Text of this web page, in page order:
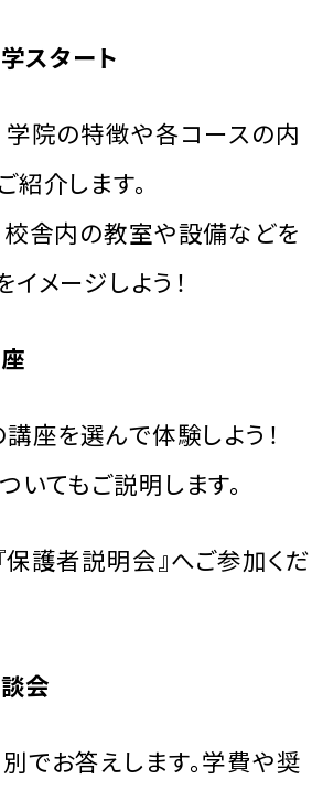
スタート
院の特徴や各コースの内
介します。
舎内の教室や設備などを
メージしよう！
座を選んで体験しよう！
いてもご説明します。
護者説明会』へご参加くだ
会
でお答えします。学費や奨